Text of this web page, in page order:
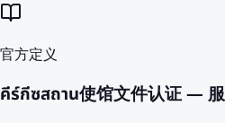
官方定义
คีร์กีซสถาน使馆文件认证 —